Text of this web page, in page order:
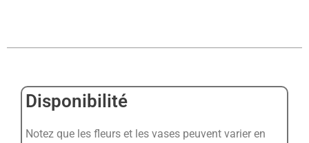
Disponibilité
Notez que les fleurs et les vases peuvent varier en